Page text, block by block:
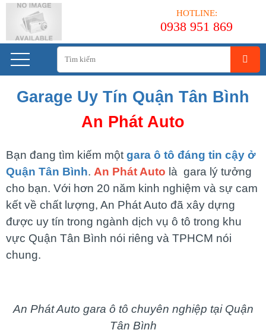
HOTLINE:
0938 951 869
Garage Uy Tín Quận Tân Bình
An Phát Auto
Bạn đang tìm kiếm một gara ô tô đáng tin cậy ở
Quận Tân Bình. An Phát Auto là gara lý tưởng
cho bạn. Với hơn 20 năm kinh nghiệm và sự cam
kết về chất lượng, An Phát Auto đã xây dựng
được uy tín trong ngành dịch vụ ô tô trong khu
vực Quận Tân Bình nói riêng và TPHCM nói
chung.
An Phát Auto gara ô tô chuyên nghiệp tại Quận
Tân Bình